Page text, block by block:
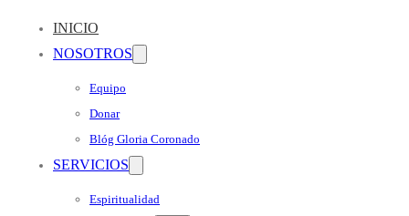
INICIO
NOSOTROS
Equipo
Donar
Blóg Gloria Coronado
SERVICIOS
Espiritualidad